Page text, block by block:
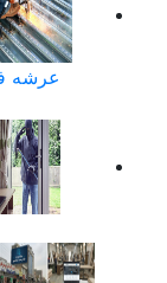
عرشه